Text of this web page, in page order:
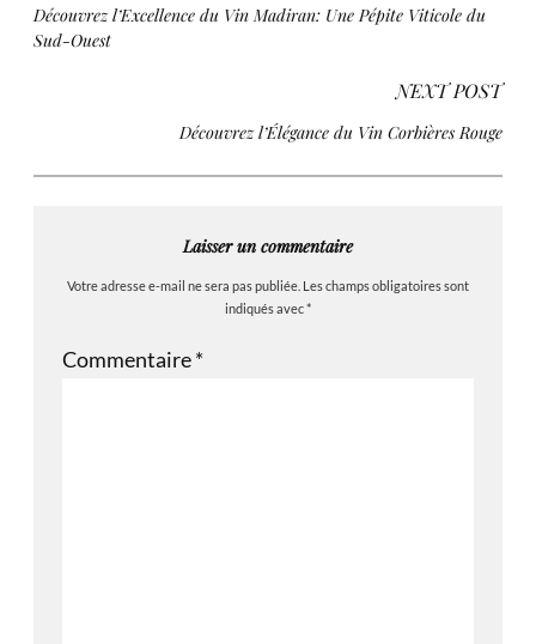
Découvrez l’Excellence du Vin Madiran: Une Pépite Viticole du
Sud-Ouest
NEXT POST
Découvrez l’Élégance du Vin Corbières Rouge
Laisser un commentaire
Votre adresse e-mail ne sera pas publiée. Les champs obligatoires sont
indiqués avec*
Commentaire*